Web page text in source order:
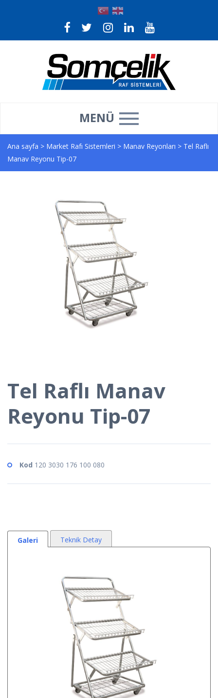
MENÜ
Ana sayfa > Market Rafı Sistemleri > Manav Reyonları > Tel Raflı
Manav Reyonu Tip-07
Tel Raflı Manav
Reyonu Tip-07
Kod 120 3030 176 100 080
Galeri Teknik Detay